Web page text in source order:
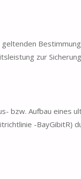
zur
bzw. Aufbau eines
-BayGibitR)